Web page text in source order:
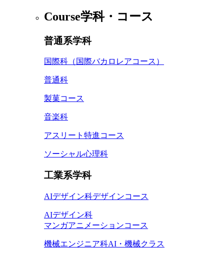
Course学科・コース
普通系学科
国際科（国際バカロレアコース）
普通科
製菓コース
音楽科
アスリート特進コース
ソーシャル心理科
工業系学科
AIデザイン科デザインコース
AIデザイン科
マンガアニメーションコース
機械エンジニア科AI・機械クラス